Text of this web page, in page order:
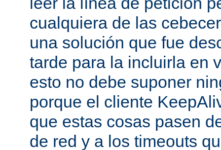
cualquiera de las
una solución que fue
tarde para la incluirla en
esto no debe suponer
porque el cliente
que estas cosas pasen
de red y a los timeouts